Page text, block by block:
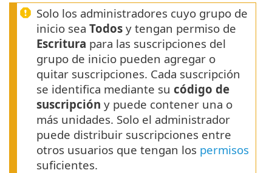
Solo los administradores cuyo grupo de
inicio sea Todos y tengan permiso de
Escritura para las suscripciones del
grupo de inicio pueden agregar o
quitar suscripciones. Cada suscripción
se identifica mediante su código de
suscripción y puede contener una o
más unidades. Solo el administrador
puede distribuir suscripciones entre
otros usuarios que tengan los permisos
suficientes.